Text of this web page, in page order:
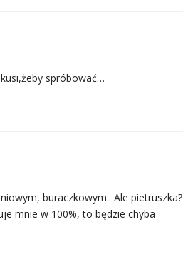
spróbować…
buraczkowym.. Ale pietruszka?
mnie w 100%, to będzie chyba